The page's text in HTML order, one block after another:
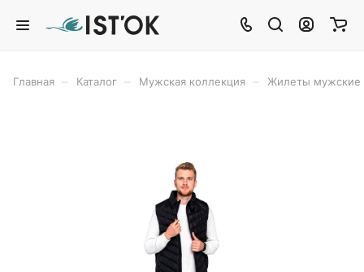
Главная Каталог Мужская коллекция Жилеты мужские